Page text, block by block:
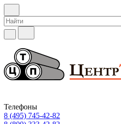
Телефоны
8 (495) 745-42-82